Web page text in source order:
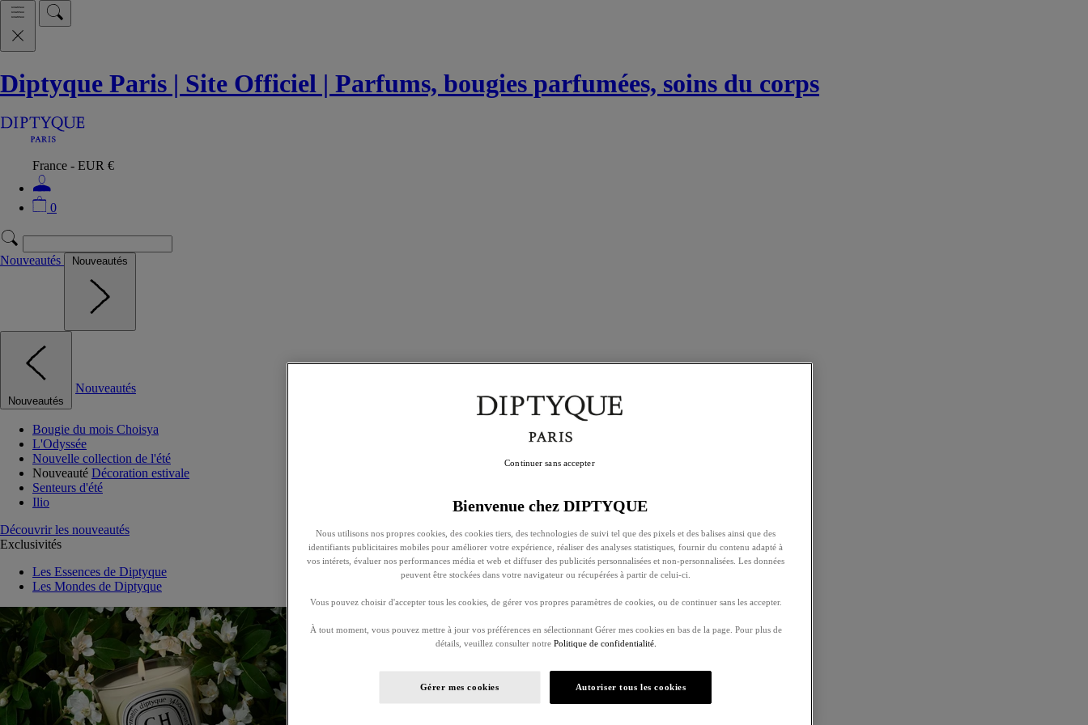
Diptyque Paris | Site Officiel | Parfums, bougies parfumées, soins du corps
France - EUR €
0
Nouveautés Nouveautés
Nouveautés
Nouveautés
Bougie du mois Choisya
L'Odyssée
Nouvelle collection de l'été
Nouveauté Décoration estivale
Senteurs d'été
Ilio
Découvrir les nouveautés
Exclusivités
Les Essences de Diptyque
Les Mondes de Diptyque
Bienvenue chez DIPTYQUE
Nous utilisons nos propres cookies, des cookies tiers, des technologies de suivi tel que des pixels et des balises ainsi que des
identifiants publicitaires mobiles pour améliorer votre expérience, réaliser des analyses statistiques, fournir du contenu adapté à
vos intérets, évaluer nos performances média et web et diffuser des publicités personnalisées et non-personnalisées. Les données
peuvent être stockées dans votre navigateur ou récupérées à partir de celui-ci.
Vous pouvez choisir d'accepter tous les cookies, de gérer vos propres paramètres de cookies, ou de continuer sans les accepter.
À tout moment, vous pouvez mettre à jour vos préférences en sélectionnant Gérer mes cookies en bas de la page. Pour plus de
détails, veuillez consulter notre Politique de confidentialité.
Gérer mes cookies Autoriser tous les cookies
Continuer sans accepter